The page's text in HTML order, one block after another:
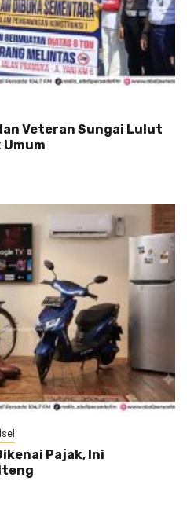
Veteran Sungai Lulut
Pajak, Ini